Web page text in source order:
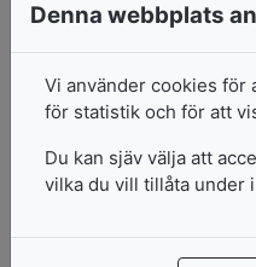
Lägg i varukorg
Denna webbplats
Vi använder cookies för
för statistik och för att
Du kan sjäv välja att
vilka du vill tillåta under